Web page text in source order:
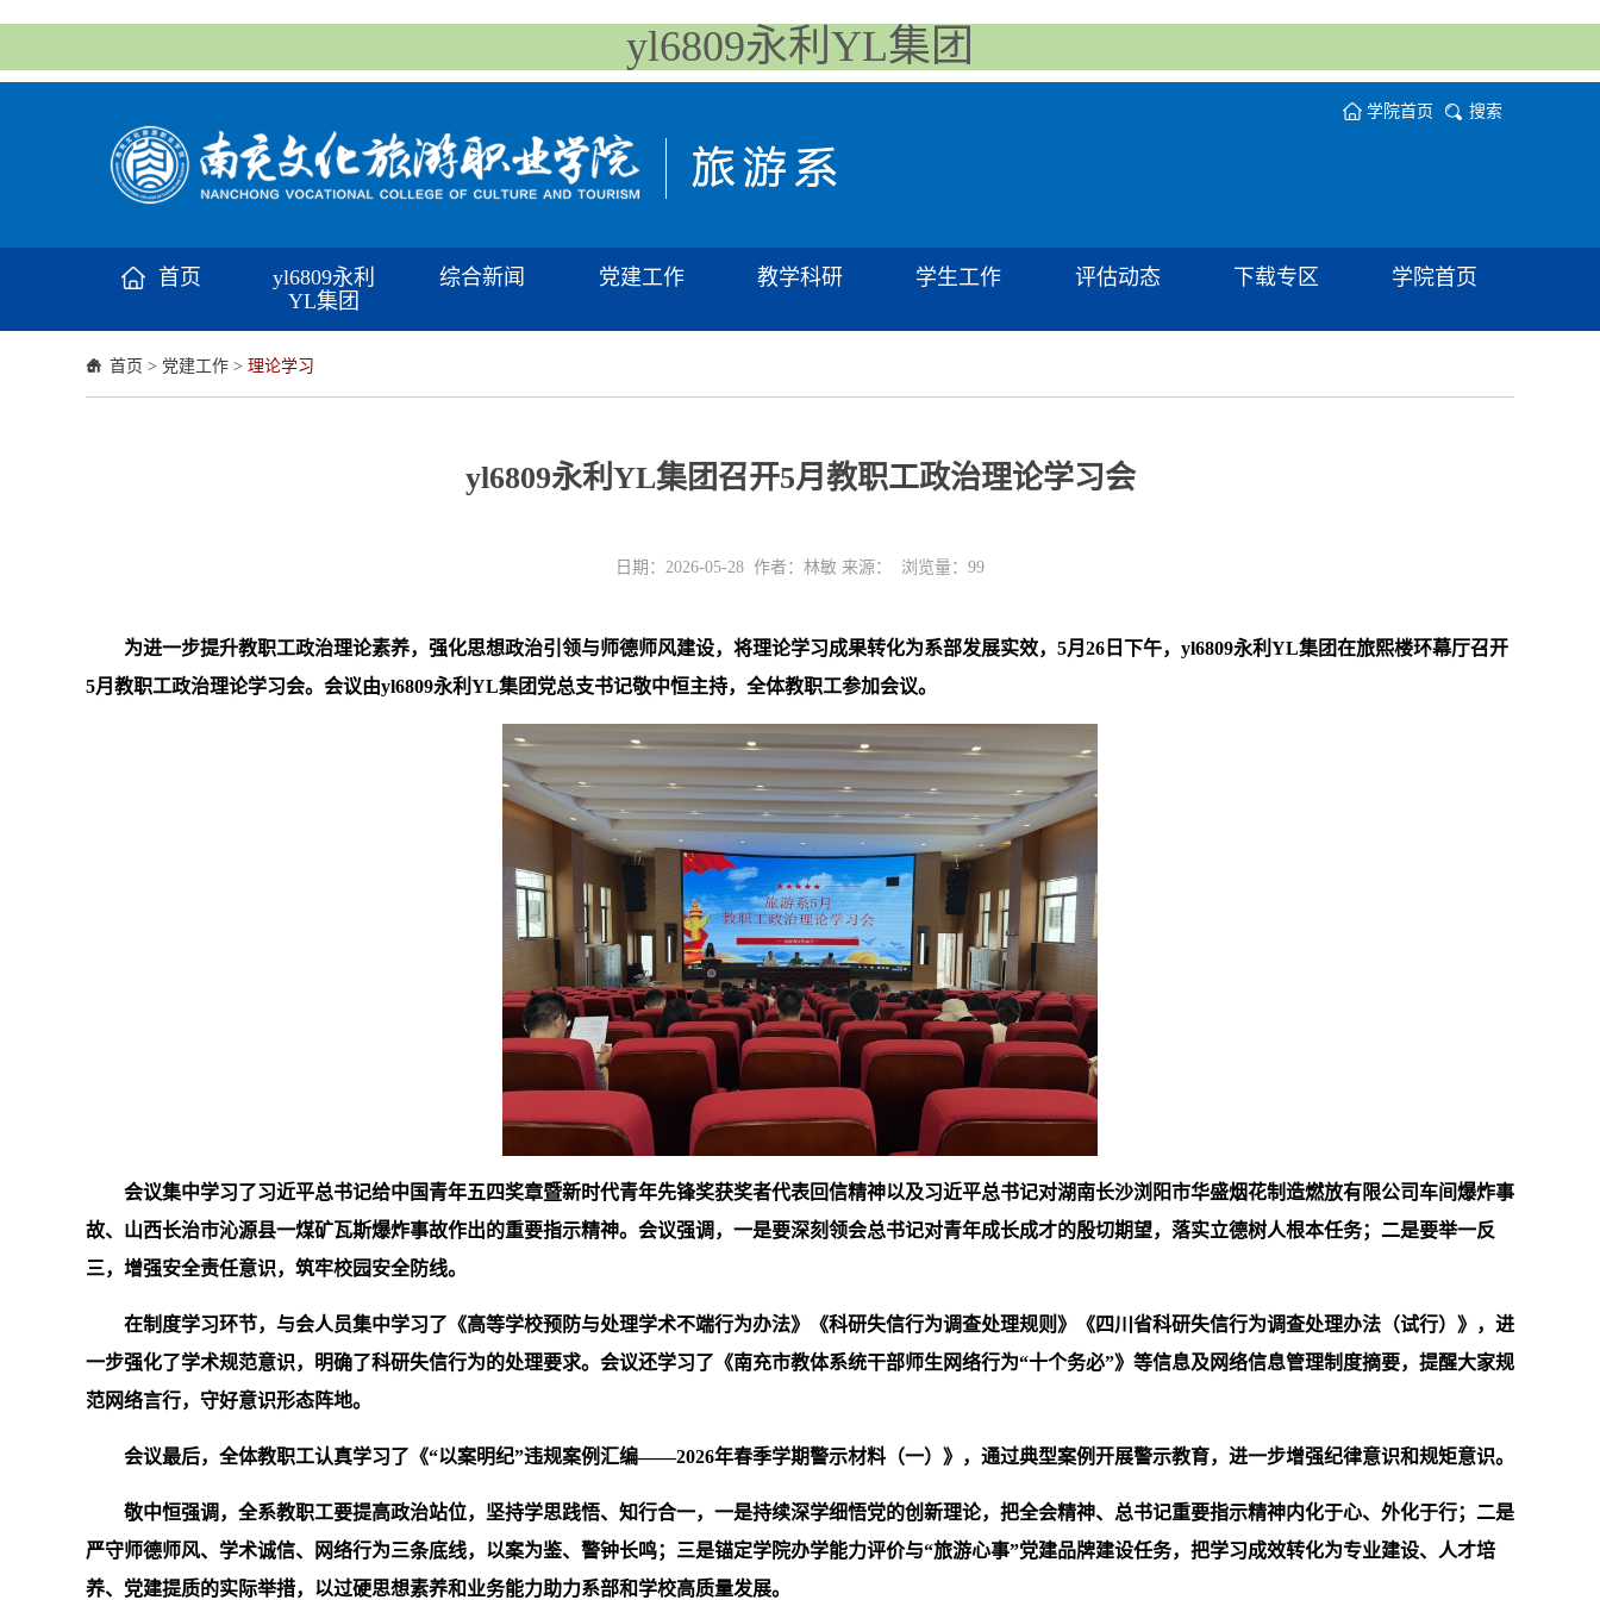
yl6809永利YL集团
学院首页 搜索
首页
yl6809永利
YL集团
综合新闻 党建工作 教学科研 学生工作 评估动态 下载专区 学院首页
首页 > 党建工作 > 理论学习
​yl6809永利YL集团召开5月教职工政治理论学习会
日期：2026-05-28 作者：林敏 来源： 浏览量： 99
为进一步提升教职工政治理论素养，强化思想政治引领与师德师风建设，将理论学习成果转化为系部发展实效，5月26日下午，yl6809永利YL集团在旅熙楼环幕厅召开
5月教职工政治理论学习会。会议由yl6809永利YL集团党总支书记敬中恒主持，全体教职工参加会议。
会议集中学习了习近平总书记给中国青年五四奖章暨新时代青年先锋奖获奖者代表回信精神以及习近平总书记对湖南长沙浏阳市华盛烟花制造燃放有限公司车间爆炸事
故、山西长治市沁源县一煤矿瓦斯爆炸事故作出的重要指示精神。会议强调，一是要深刻领会总书记对青年成长成才的殷切期望，落实立德树人根本任务；二是要举一反
三，增强安全责任意识，筑牢校园安全防线。
在制度学习环节，与会人员集中学习了《高等学校预防与处理学术不端行为办法》《科研失信行为调查处理规则》《四川省科研失信行为调查处理办法（试行）》，进
一步强化了学术规范意识，明确了科研失信行为的处理要求。会议还学习了《南充市教体系统干部师生网络行为“十个务必”》等信息及网络信息管理制度摘要，提醒大家规
范网络言行，守好意识形态阵地。
会议最后，全体教职工认真学习了《“以案明纪”违规案例汇编——2026年春季学期警示材料（一）》，通过典型案例开展警示教育，进一步增强纪律意识和规矩意识。
敬中恒强调，全系教职工要提高政治站位，坚持学思践悟、知行合一，一是持续深学细悟党的创新理论，把全会精神、总书记重要指示精神内化于心、外化于行；二是
严守师德师风、学术诚信、网络行为三条底线，以案为鉴、警钟长鸣；三是锚定学院办学能力评价与“旅游心事”党建品牌建设任务，把学习成效转化为专业建设、人才培
养、党建提质的实际举措，以过硬思想素养和业务能力助力系部和学校高质量发展。